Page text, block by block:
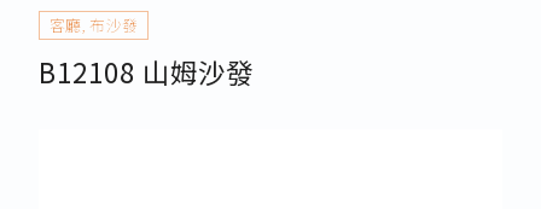
客廳,布沙發
B12108 山姆沙發